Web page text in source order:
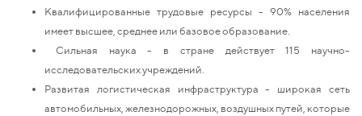
Квалифицированные трудовые ресурсы - 90% населения
имеет высшее, среднее или базовое образование.
Сильная наука - в стране действует 115 научно-
исследовательских учреждений.
Развитая логистическая инфраструктура - широкая сеть
автомобильных, железнодорожных, воздушных путей, которые